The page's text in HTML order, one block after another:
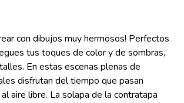
con dibujos muy hermosos! Perfectos
tus toques de color y de sombras,
En estas escenas plenas de
disfrutan del tiempo que pasan
aire libre. La solapa de la contratapa